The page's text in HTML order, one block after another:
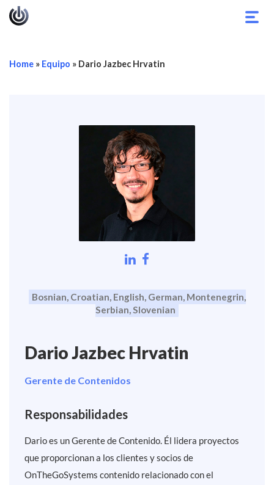
Home » Equipo » Dario Jazbec Hrvatin
Bosnian, Croatian, English, German, Montenegrin,
Serbian, Slovenian
Dario Jazbec Hrvatin
Gerente de Contenidos
Responsabilidades
Dario es un Gerente de Contenido. Él lidera proyectos
que proporcionan a los clientes y socios de
OnTheGoSystems contenido relacionado con el